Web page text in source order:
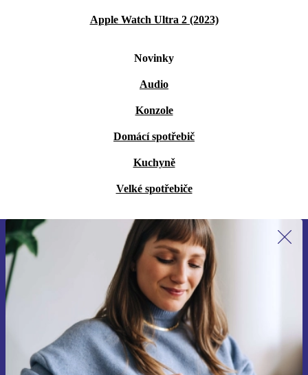
Apple Watch Ultra 2 (2023)
Novinky
Audio
Konzole
Domácí spotřebič
Kuchyně
Velké spotřebiče
Přihlas se k odběru našich novinek a
ušetři 400 Kč!
Už nikdy nepromeškej žádnou nabídku.
Chci voucher